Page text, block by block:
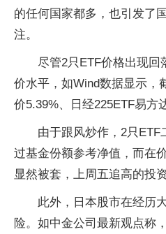
的任何国家都多，也引发了
注。
尽管2只ETF价格出现
价水平，如Wind数据显示，
价5.39%、日经225ETF易方
由于跟风炒作，2只ETF
过基金份额参考净值，而在
显然被套，上周五追高的投
此外，日本股市在经历
险。如中金公司最新观点称